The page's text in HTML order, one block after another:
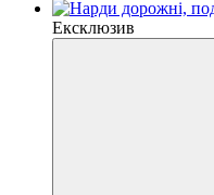
Ексклюзив